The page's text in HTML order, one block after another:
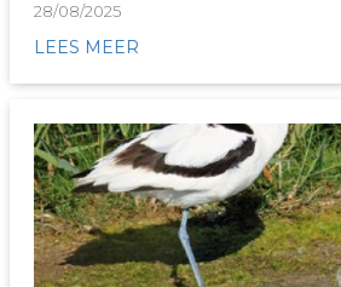
28/08/2025
LEES MEER